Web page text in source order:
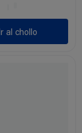
Ir al chollo